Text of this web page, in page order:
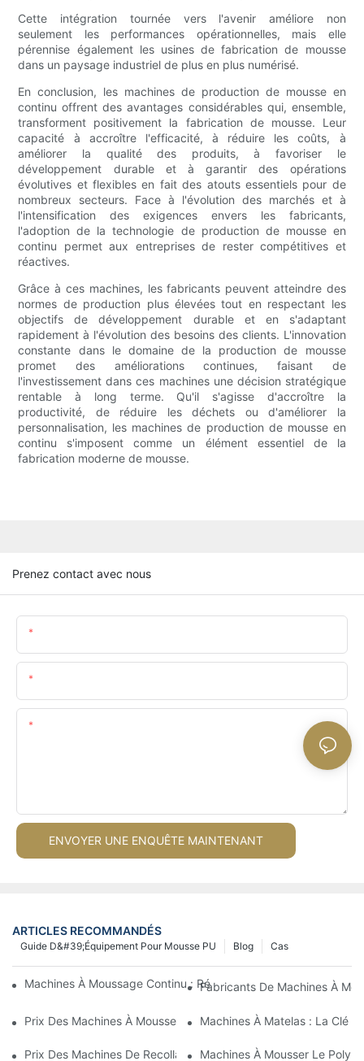
Cette intégration tournée vers l'avenir améliore non
seulement les performances opérationnelles, mais elle
pérennise également les usines de fabrication de mousse
dans un paysage industriel de plus en plus numérisé.
En conclusion, les machines de production de mousse en
continu offrent des avantages considérables qui, ensemble,
transforment positivement la fabrication de mousse. Leur
capacité à accroître l'efficacité, à réduire les coûts, à
améliorer la qualité des produits, à favoriser le
développement durable et à garantir des opérations
évolutives et flexibles en fait des atouts essentiels pour de
nombreux secteurs. Face à l'évolution des marchés et à
l'intensification des exigences envers les fabricants,
l'adoption de la technologie de production de mousse en
continu permet aux entreprises de rester compétitives et
réactives.
Grâce à ces machines, les fabricants peuvent atteindre des
normes de production plus élevées tout en respectant les
objectifs de développement durable et en s'adaptant
rapidement à l'évolution des besoins des clients. L'innovation
constante dans le domaine de la production de mousse
promet des améliorations continues, faisant de
l'investissement dans ces machines une décision stratégique
rentable à long terme. Qu'il s'agisse d'accroître la
productivité, de réduire les déchets ou d'améliorer la
personnalisation, les machines de production de mousse en
continu s'imposent comme un élément essentiel de la
fabrication moderne de mousse.
Prenez contact avec nous
ENVOYER UNE ENQUÊTE MAINTENANT
ARTICLES RECOMMANDÉS
Cas
Blog
Guide D&#39;équipement Pour Mousse PU
Machines À Moussage Continu : Révolutionner La Production
Fabricants De Machines À
Prix ​​des Machines À Mousser Par Lots : À Quoi S’attendre Sur
Machines À Matelas : La Clé
Prix ​​des Machines De Recollage De Mousse : Facteurs
Machines À Mousser Le